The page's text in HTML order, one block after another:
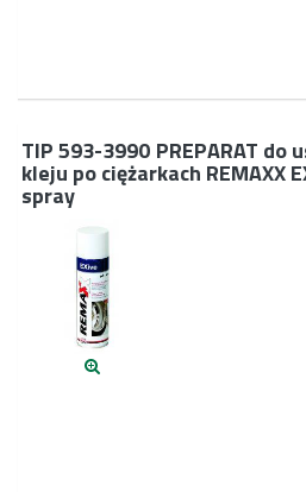
TIP 593-3990 PREPARAT do
kleju po ciężarkach REMAXX
spray